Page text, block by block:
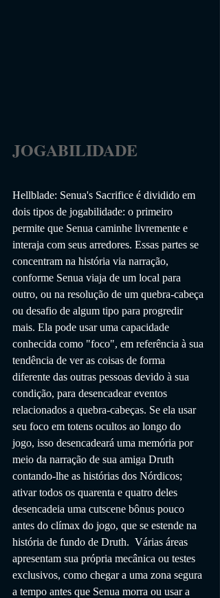
JOGABILIDADE
Hellblade: Senua's Sacrifice é dividido em
dois tipos de jogabilidade: o primeiro
permite que Senua caminhe livremente e
interaja com seus arredores. Essas partes se
concentram na história via narração,
conforme Senua viaja de um local para
outro, ou na resolução de um quebra-cabeça
ou desafio de algum tipo para progredir
mais. Ela pode usar uma capacidade
conhecida como "foco", em referência à sua
tendência de ver as coisas de forma
diferente das outras pessoas devido à sua
condição, para desencadear eventos
relacionados a quebra-cabeças. Se ela usar
seu foco em totens ocultos ao longo do
jogo, isso desencadeará uma memória por
meio da narração de sua amiga Druth
contando-lhe as histórias dos Nórdicos;
ativar todos os quarenta e quatro deles
desencadeia uma cutscene bônus pouco
antes do clímax do jogo, que se estende na
história de fundo de Druth.  Várias áreas
apresentam sua própria mecânica ou testes
exclusivos, como chegar a uma zona segura
a tempo antes que Senua morra ou usar a